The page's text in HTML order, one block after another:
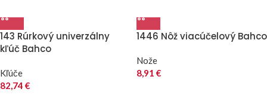
143 Rúrkový univerzálny
kľúč Bahco
Kľúče
82,74 €
1446 Nôž viacúčelový Bahco
Nože
8,91 €